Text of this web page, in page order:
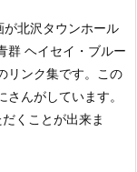
北沢タウンホール
群 ヘイセイ・ブルー
リンク集です。この
んがしています。
くことが出来ま